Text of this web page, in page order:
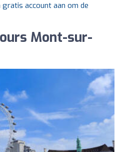
account aan om de
Mont-sur-